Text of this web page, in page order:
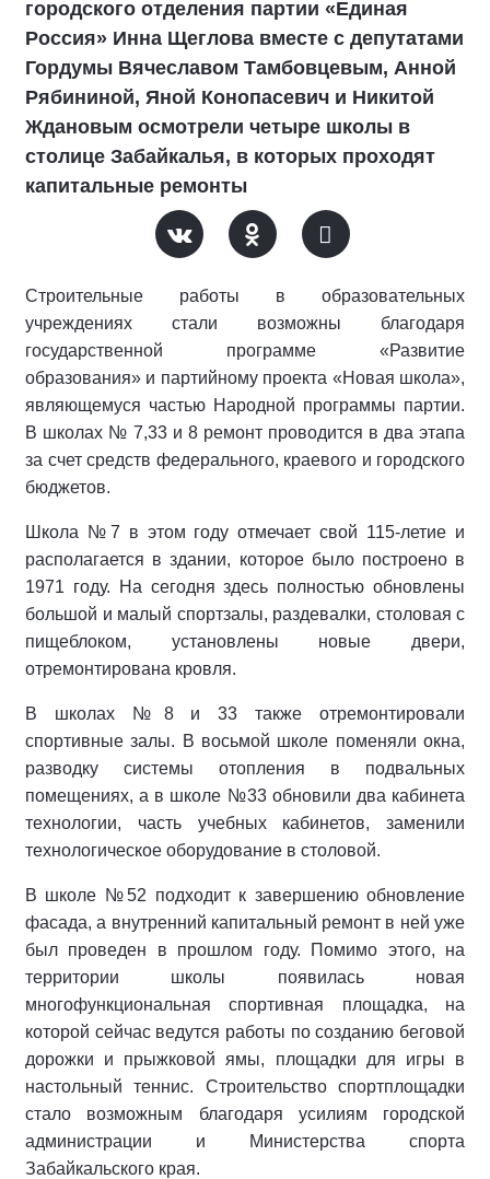
городского отделения партии «Единая
Россия» Инна Щеглова вместе с депутатами
Гордумы Вячеславом Тамбовцевым, Анной
Рябининой, Яной Конопасевич и Никитой
Ждановым осмотрели четыре школы в
столице Забайкалья, в которых проходят
капитальные ремонты
Строительные работы в образовательных
учреждениях стали возможны благодаря
государственной программе «Развитие
образования» и партийному проекта «Новая школа»,
являющемуся частью Народной программы партии.
В школах № 7,33 и 8 ремонт проводится в два этапа
за счет средств федерального, краевого и городского
бюджетов.
Школа №7 в этом году отмечает свой 115-летие и
располагается в здании, которое было построено в
1971 году. На сегодня здесь полностью обновлены
большой и малый спортзалы, раздевалки, столовая с
пищеблоком, установлены новые двери,
отремонтирована кровля.
В школах №8 и 33 также отремонтировали
спортивные залы. В восьмой школе поменяли окна,
разводку системы отопления в подвальных
помещениях, а в школе №33 обновили два кабинета
технологии, часть учебных кабинетов, заменили
технологическое оборудование в столовой.
В школе №52 подходит к завершению обновление
фасада, а внутренний капитальный ремонт в ней уже
был проведен в прошлом году. Помимо этого, на
территории школы появилась новая
многофункциональная спортивная площадка, на
которой сейчас ведутся работы по созданию беговой
дорожки и прыжковой ямы, площадки для игры в
настольный теннис. Строительство спортплощадки
стало возможным благодаря усилиям городской
администрации и Министерства спорта
Забайкальского края.